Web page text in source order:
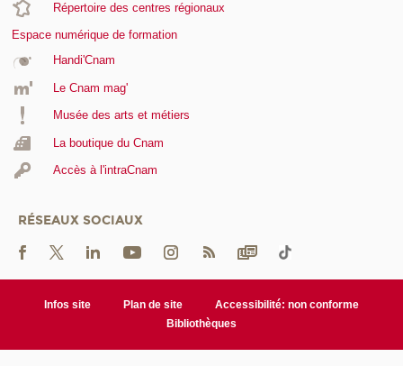
Répertoire des centres régionaux
Espace numérique de formation
Handi'Cnam
Le Cnam mag'
Musée des arts et métiers
La boutique du Cnam
Accès à l'intraCnam
RÉSEAUX SOCIAUX
Infos site Plan de site
Accessibilité: non conforme
Bibliothèques